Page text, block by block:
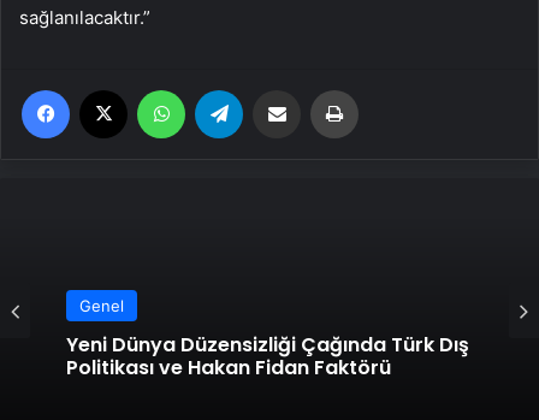
sağlanılacaktır.”
Facebook WhatsApp Email'den paylaş
Genel
Yeni Dünya Düzensizliği Çağında Türk Dış
Politikası ve Hakan Fidan Faktörü